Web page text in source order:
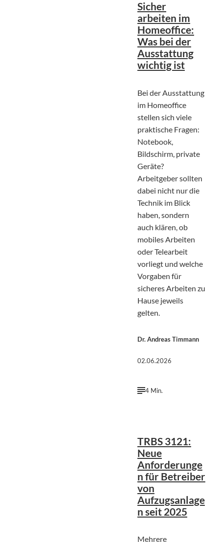
Sicher
arbeiten im
Homeoffice:
Was bei der
Ausstattung
wichtig ist
Bei der Ausstattung
im Homeoffice
stellen sich viele
praktische Fragen:
Notebook,
Bildschirm, private
Geräte?
Arbeitgeber sollten
dabei nicht nur die
Technik im Blick
haben, sondern
auch klären, ob
mobiles Arbeiten
oder Telearbeit
vorliegt und welche
Vorgaben für
sicheres Arbeiten zu
Hause jeweils
gelten.
Dr. Andreas Timmann
02.06.2026
4 Min.
TRBS 3121:
Neue
Anforderunge
n für Betreiber
von
Aufzugsanlage
n seit 2025
Mehrere